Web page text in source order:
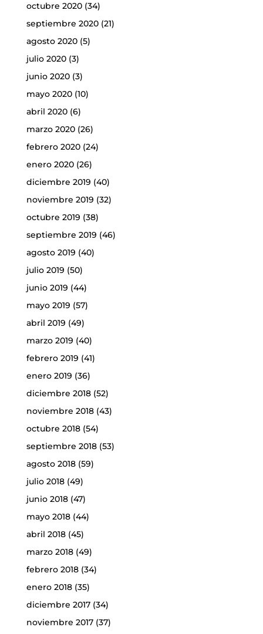
octubre 2020(34)
septiembre 2020(21)
agosto 2020(5)
julio 2020(3)
junio 2020(3)
mayo 2020(10)
abril 2020(6)
marzo 2020(26)
febrero 2020(24)
enero 2020(26)
diciembre 2019 (40)
noviembre 2019 (32)
octubre 2019 (38)
septiembre 2019 (46)
agosto 2019 (40)
julio 2019 (50)
junio 2019 (44)
mayo 2019 (57)
abril 2019 (49)
marzo 2019 (40)
febrero 2019 (41)
enero 2019 (36)
diciembre 2018(52)
noviembre 2018(43)
octubre 2018(54)
septiembre 2018(53)
agosto 2018(59)
julio 2018(49)
junio 2018(47)
mayo 2018(44)
abril 2018(45)
marzo 2018(49)
febrero 2018(34)
enero 2018(35)
diciembre 2017(34)
noviembre 2017(37)